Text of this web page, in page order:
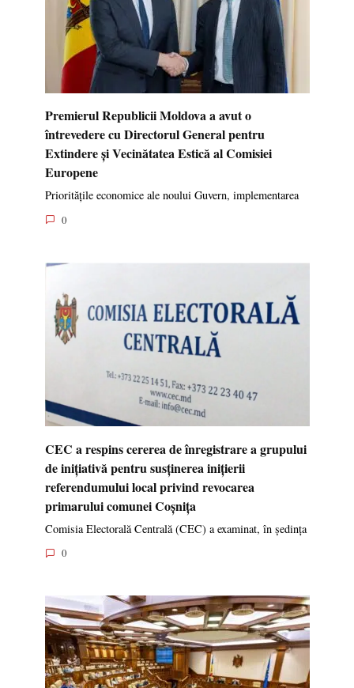
Premierul Republicii Moldova a avut o
întrevedere cu Directorul General pentru
Extindere și Vecinătatea Estică al Comisiei
Europene
Prioritățile economice ale noului Guvern, implementarea
0
CEC a respins cererea de înregistrare a grupului
de inițiativă pentru susținerea inițierii
referendumului local privind revocarea
primarului comunei Coșnița
Comisia Electorală Centrală (CEC) a examinat, în ședința
0